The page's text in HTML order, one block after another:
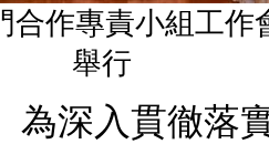
合作專責小組工作
舉行
為深入貫徹落